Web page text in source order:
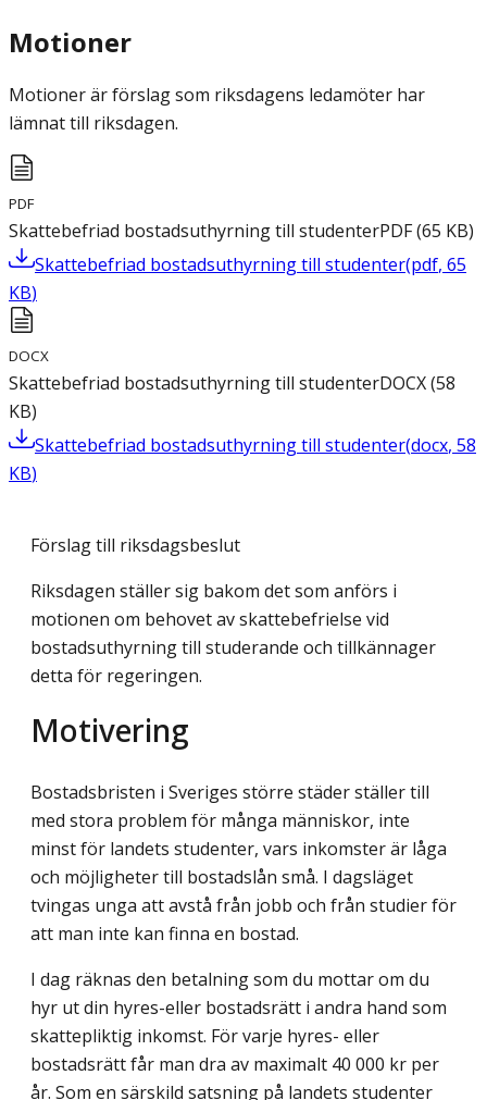
Motioner
Motioner är förslag som riksdagens ledamöter har
lämnat till riksdagen.
PDF
Skattebefriad bostadsuthyrning till studenterPDF(65 KB)
Skattebefriad bostadsuthyrning till studenter(pdf, 65
KB)
DOCX
Skattebefriad bostadsuthyrning till studenterDOCX(58
KB)
Skattebefriad bostadsuthyrning till studenter(docx, 58
KB)
Förslag till riksdagsbeslut
Riksdagen ställer sig bakom det som anförs i
motionen om behovet av skattebefrielse vid
bostadsuthyrning till studerande och tillkännager
detta för regeringen.
Motivering
Bostadsbristen i Sveriges större städer ställer till
med stora problem för många människor, inte
minst för landets studenter, vars inkomster är låga
och möjligheter till bostadslån små. I dagsläget
tvingas unga att avstå från jobb och från studier för
att man inte kan finna en bostad.
I dag räknas den betalning som du mottar om du
hyr ut din hyres-eller bostadsrätt i andra hand som
skattepliktig inkomst. För varje hyres- eller
bostadsrätt får man dra av maximalt 40 000 kr per
år. Som en särskild satsning på landets studenter